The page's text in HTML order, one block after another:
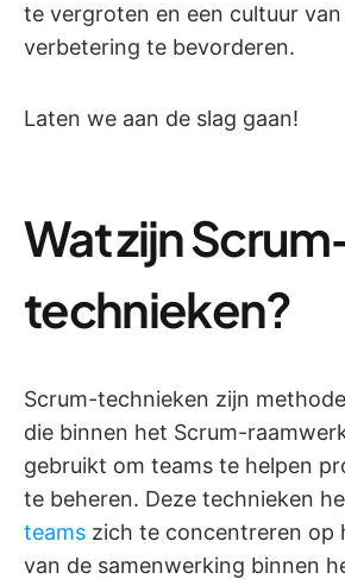
te vergroten en een cultuur
verbetering te bevorderen.
Laten we aan de slag gaan!
Wat zijn
technieken?
Scrum-technieken zijn
die binnen het Scrum-
gebruikt om teams te helpen
te beheren. Deze technieken
teams zich te concentreren op
van de samenwerking binnen